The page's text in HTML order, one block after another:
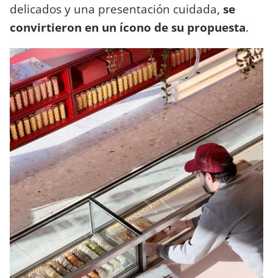
delicados y una presentación cuidada, se
convirtieron en un ícono de su propuesta.